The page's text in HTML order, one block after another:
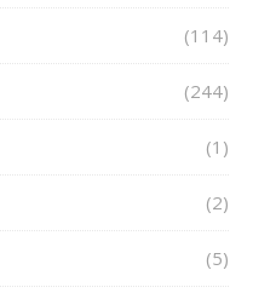
(114)
(244)
(1)
(2)
(5)